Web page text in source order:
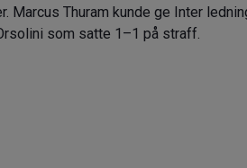
Marcus Thuram kunde ge Inter
som satte 1–1 på straff.